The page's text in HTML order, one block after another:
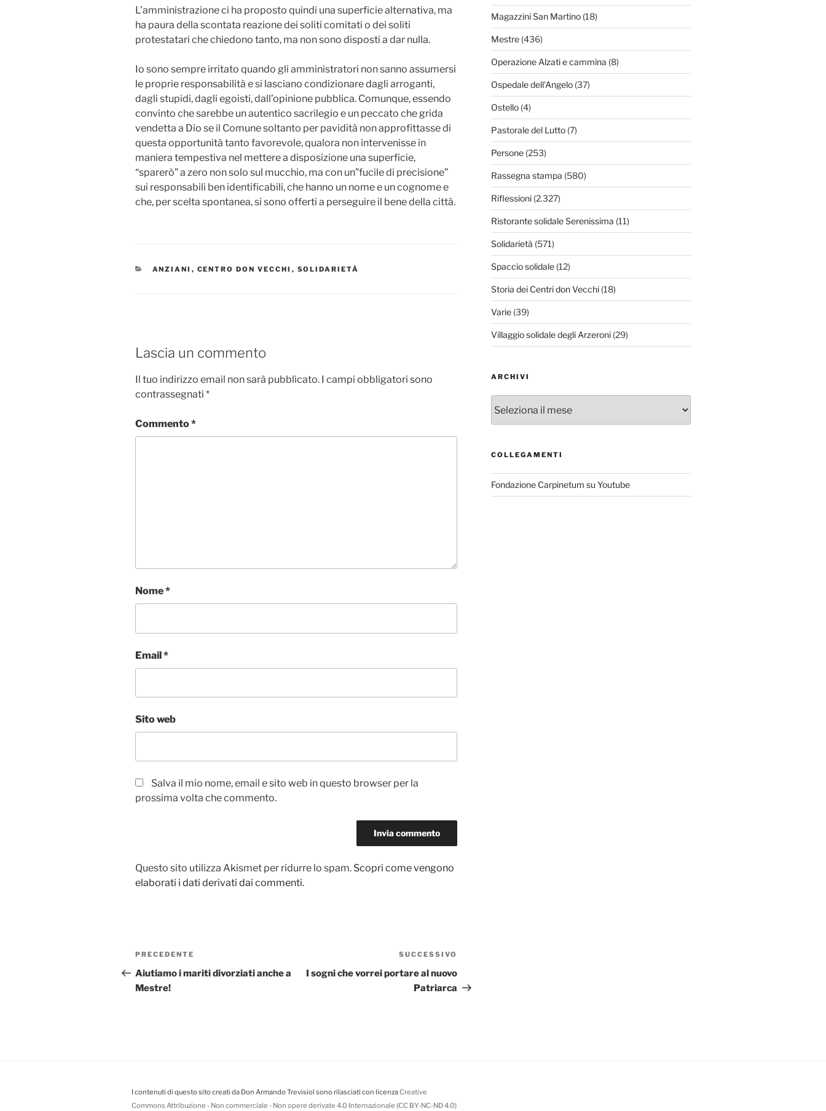
L’amministrazione ci ha proposto quindi una superficie alternativa, ma
ha paura della scontata reazione dei soliti comitati o dei soliti
protestatari che chiedono tanto, ma non sono disposti a dar nulla.
Io sono sempre irritato quando gli amministratori non sanno assumersi
le proprie responsabilità e si lasciano condizionare dagli arroganti,
dagli stupidi, dagli egoisti, dall’opinione pubblica. Comunque, essendo
convinto che sarebbe un autentico sacrilegio e un peccato che grida
vendetta a Dio se il Comune soltanto per pavidità non approfittasse di
questa opportunità tanto favorevole, qualora non intervenisse in
maniera tempestiva nel mettere a disposizione una superficie,
“sparerò” a zero non solo sul mucchio, ma con un”fucile di precisione”
sui responsabili ben identificabili, che hanno un nome e un cognome e
che, per scelta spontanea, si sono offerti a perseguire il bene della città.
CATEGORIE
ANZIANI , CENTRO DON VECCHI , SOLIDARIETÀ
Lascia un commento
Il tuo indirizzo email non sarà pubblicato. I campi obbligatori sono
contrassegnati *
Commento*
Nome*
Email*
Sito web
Salva il mio nome, email e sito web in questo browser per la
prossima volta che commento.
Questo sito utilizza Akismet per ridurre lo spam. Scopri come vengono
elaborati i dati derivati dai commenti.
Navigazione
articoli
Articolo
precedente:
PRECEDENTE
Aiutiamo i mariti divorziati anche a
Mestre!
SUCCESSIVO
I sogni che vorrei portare al nuovo
Patriarca
Magazzini San Martino(18)
Mestre(436)
Operazione Alzati e cammina (8)
Ospedale dell'Angelo(37)
Ostello(4)
Pastorale del Lutto(7)
Persone(253)
Rassegna stampa (580)
Riflessioni(2.327)
Ristorante solidale Serenissima (11)
Solidarietà (571)
Spaccio solidale(12)
Storia dei Centri don Vecchi(18)
Varie(39)
Villaggio solidale degli Arzeroni(29)
ARCHIVI
COLLEGAMENTI
Fondazione Carpinetum su Youtube
I contenuti di questo sito creati da Don Armando Trevisiol sono rilasciati con licenzaCreative
Commons Attribuzione - Non commerciale - Non opere derivate 4.0 Internazionale (CC BY-NC-ND 4.0)